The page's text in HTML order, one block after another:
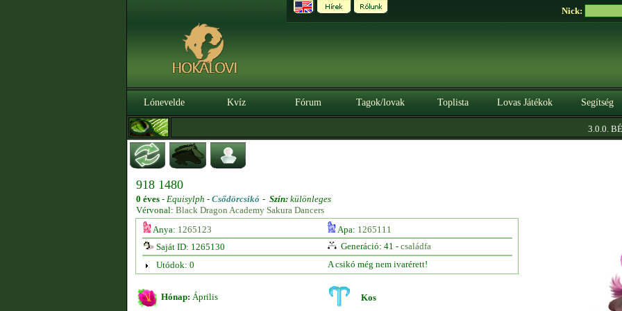
Nick:
Lónevelde Kvíz Fórum Tagok/lovak Toplista Lovas Játékok Segítség
3.0.0.
918 1480
0 éves - Equisylph - Csődörcsikó - Szín: különleges
Vérvonal: Black Dragon Academy Sakura Dancers
Anya: 1265123 Apa: 1265111
Saját ID: 1265130
Generáció: 41 - családfa
Utódok: 0
A csikó még nem ivarérett!
Hónap: Április Kos